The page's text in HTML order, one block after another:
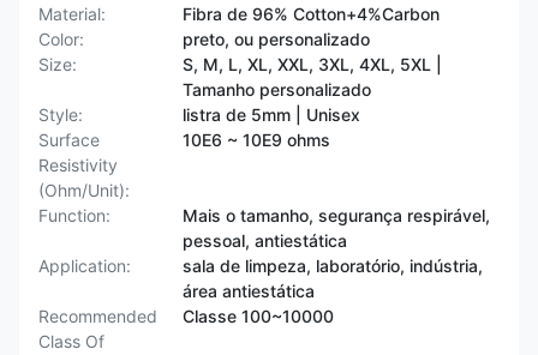
Material:
Fibra de 96% Cotton+4%Carbon
Color:
preto, ou personalizado
Size:
S, M, L, XL, XXL, 3XL, 4XL, 5XL |
Tamanho personalizado
Style:
listra de 5mm | Unisex
Surface
Resistivity
(Ohm/Unit):
10E6 ~ 10E9 ohms
Function:
Mais o tamanho, segurança respirável,
pessoal, antiestática
Application:
sala de limpeza, laboratório, indústria,
área antiestática
Recommended
Class Of
Classe 100~10000